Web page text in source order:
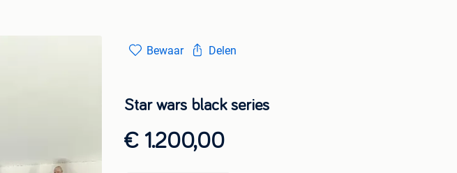
Bewaar Delen
Star wars black series
€ 1.200,00